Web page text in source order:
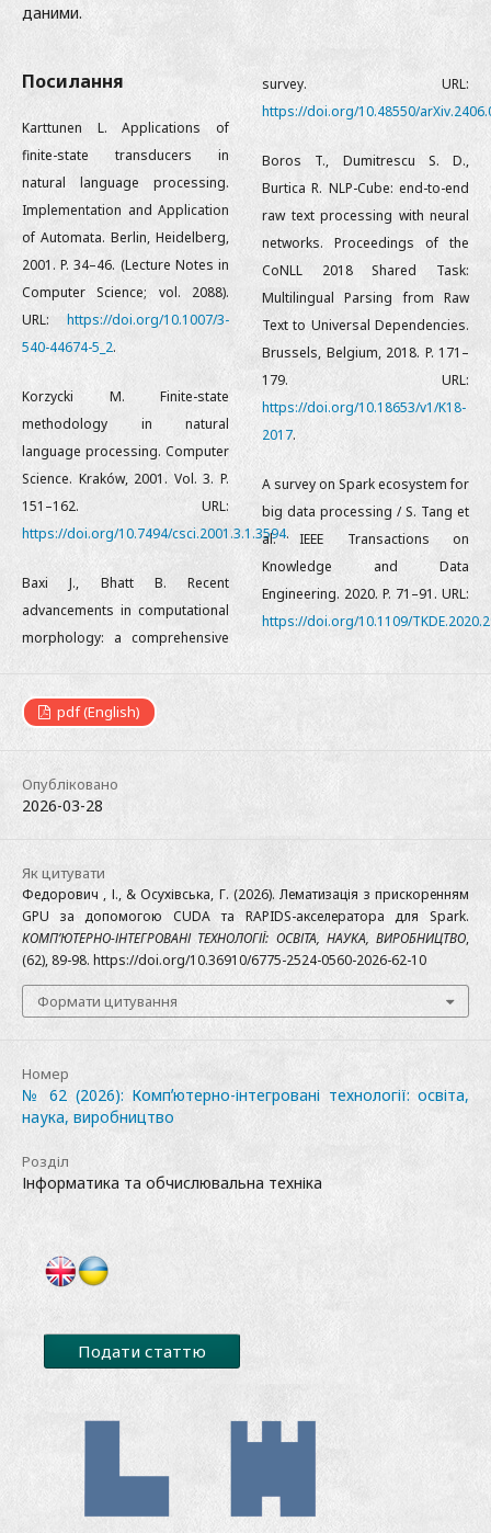
даними.
Посилання
Karttunen L. Applications of
finite-state transducers in
natural language processing.
Implementation and Application
of Automata. Berlin, Heidelberg,
2001. P. 34–46. (Lecture Notes in
Computer Science; vol. 2088).
URL: https://doi.org/10.1007/3-
540-44674-5_2.
Korzycki M. Finite-state
methodology in natural
language processing. Computer
Science. Kraków, 2001. Vol. 3. P.
151–162. URL:
https://doi.org/10.7494/csci.2001.3.1.3594.
Baxi J., Bhatt B. Recent
advancements in computational
morphology: a comprehensive
survey. URL:
https://doi.org/10.48550/
Boros T., Dumitrescu S. D.,
Burtica R. NLP-Cube: end-to-end
raw text processing with neural
networks. Proceedings of the
CoNLL 2018 Shared Task:
Multilingual Parsing from Raw
Text to Universal Dependencies.
Brussels, Belgium, 2018. P. 171–
179. URL:
https://doi.org/10.18653/v1/K18-
2017.
A survey on Spark ecosystem for
big data processing / S. Tang et
al. IEEE Transactions on
Knowledge and Data
Engineering. 2020. P. 71–91. URL:
https://doi.org/10.1109/
pdf (English)
Опубліковано
2026-03-28
Як цитувати
Федорович , І., & Осухівська, Г. (2026). Лематизація з прискоренням
GPU за допомогою CUDA та RAPIDS-акселератора для Spark.
КОМП’ЮТЕРНО-ІНТЕГРОВАНІ ТЕХНОЛОГІЇ: ОСВІТА, НАУКА, ВИРОБНИЦТВО,
(62), 89-98. https://doi.org/10.36910/6775-2524-0560-2026-62-10
Формати цитування
Номер
№ 62 (2026): Компʼютерно-інтегровані технології: освіта,
наука, виробництво
Розділ
Інформатика та обчислювальна техніка
Подати статтю